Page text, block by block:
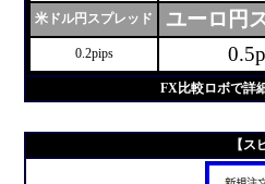
米ドル円スプレッド ユーロ円
0.2pips
FX比較ロボで詳
【